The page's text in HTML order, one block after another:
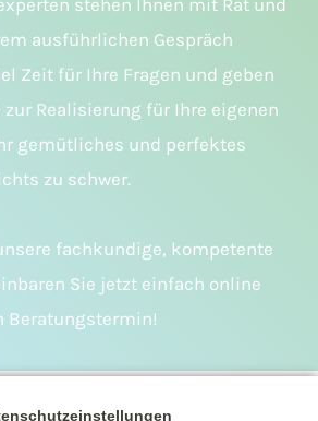
stehen Ihnen mit Rat und
ausführlichen Gespräch
Zeit für Ihre Fragen und geben
Realisierung für Ihre eigenen
gemütliches und perfektes
zu schwer.
fachkundige, kompetente
Sie jetzt einfach online
Beratungstermin!